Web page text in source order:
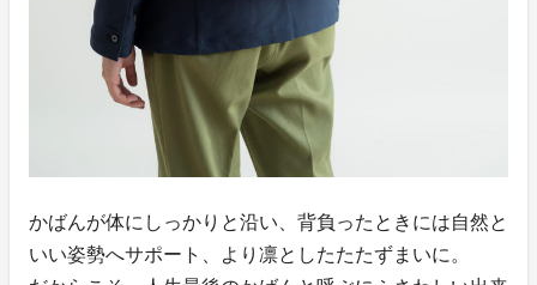
かばんが体にしっかりと沿い、背負ったときには自然と
いい姿勢へサポート、より凛としたたたずまいに。